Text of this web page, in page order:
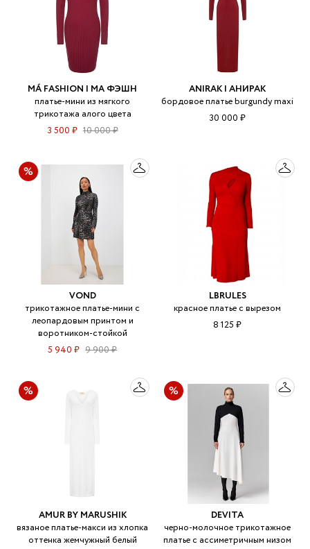
MÁ FASHION | МА ФЭШН
платье-мини из мягкого
трикотажа алого цвета
3 500 ₽ 10 000 ₽
ANIRAK | АНИРАК
бордовое платье burgundy maxi
30 000 ₽
VOND
трикотажное платье-мини с
леопардовым принтом и
воротником-стойкой
5 940 ₽ 9 900 ₽
LBRULES
красное платье с вырезом
8 125 ₽
AMUR BY MARUSHIK
вязаное платье-макси из хлопка
оттенка жемчужный белый
DEVITA
черно-молочное трикотажное
платье с ассиметричным низом